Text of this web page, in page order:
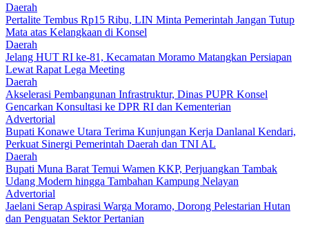
Daerah
‎Pertalite Tembus Rp15 Ribu, LIN Minta Pemerintah Jangan Tutup
Mata atas Kelangkaan di Konsel
Daerah
‎Jelang HUT RI ke-81, Kecamatan Moramo Matangkan Persiapan
Lewat Rapat Lega Meeting
Daerah
Akselerasi Pembangunan Infrastruktur, Dinas PUPR Konsel
Gencarkan Konsultasi ke DPR RI dan Kementerian
Advertorial
Bupati Konawe Utara Terima Kunjungan Kerja Danlanal Kendari,
Perkuat Sinergi Pemerintah Daerah dan TNI AL
Daerah
‎Bupati Muna Barat Temui Wamen KKP, Perjuangkan Tambak
Udang Modern hingga Tambahan Kampung Nelayan
Advertorial
Jaelani Serap Aspirasi Warga Moramo, Dorong Pelestarian Hutan
dan Penguatan Sektor Pertanian